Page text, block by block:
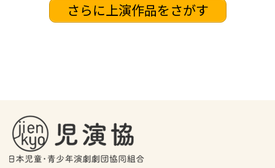
さらに上演作品をさがす